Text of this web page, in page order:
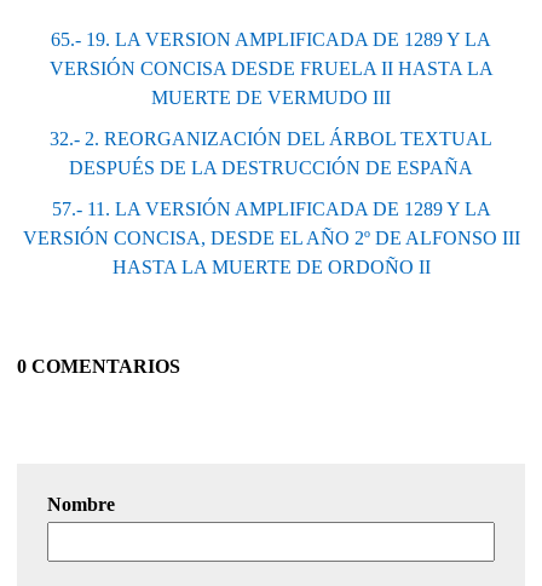
65.- 19. LA VERSION AMPLIFICADA DE 1289 Y LA
VERSIÓN CONCISA DESDE FRUELA II HASTA LA
MUERTE DE VERMUDO III
32.- 2. REORGANIZACIÓN DEL ÁRBOL TEXTUAL
DESPUÉS DE LA DESTRUCCIÓN DE ESPAÑA
57.- 11. LA VERSIÓN AMPLIFICADA DE 1289 Y LA
VERSIÓN CONCISA, DESDE EL AÑO 2º DE ALFONSO III
HASTA LA MUERTE DE ORDOÑO II
0 COMENTARIOS
Nombre